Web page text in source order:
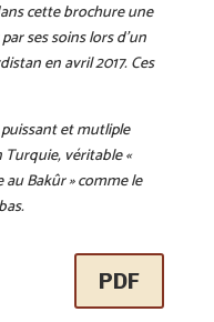
cette brochure une
ses soins lors d’un
en avril 2017. Ces
et mutliple
véritable «
Bakûr » comme le
PDF